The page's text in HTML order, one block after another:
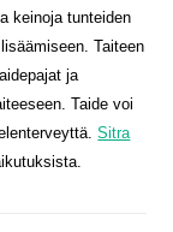
keinoja tunteiden
Taiteen
ja
Taide voi
Sitra